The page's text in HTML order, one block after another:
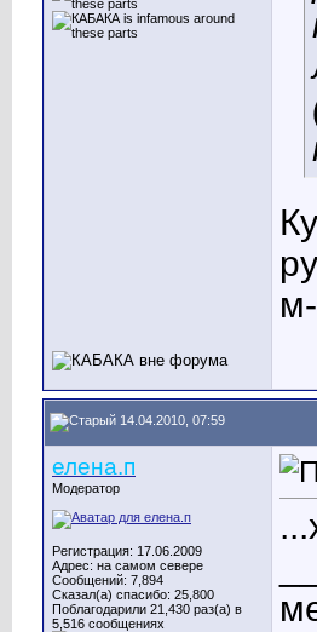
14.04.2010, 07:59
елена.п
Модератор
Регистрация: 17.06.2009
Адрес: на самом севере
Сообщений: 7,894
Сказал(а) спасибо: 25,800
Поблагодарили 21,430 раз(а) в
5,516 сообщениях